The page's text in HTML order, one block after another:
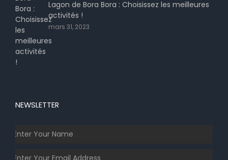
Lagon de Bora Bora : Choisissez les meilleures
activités !
mars 31, 2023
NEWSLETTER